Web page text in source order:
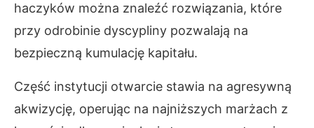
haczyków można znaleźć rozwiązania, które
przy odrobinie dyscypliny pozwalają na
bezpieczną kumulację kapitału.
Część instytucji otwarcie stawia na agresywną
akwizycję, operując na najniższych marżach z